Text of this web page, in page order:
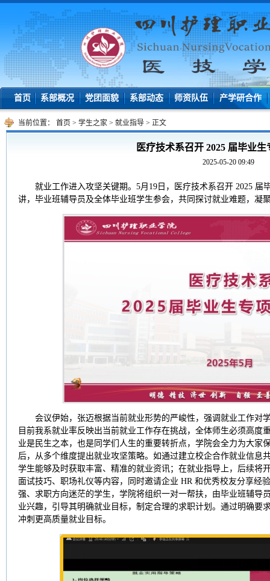
首页 系部概况 党团面貌 系部动态 师资队伍 产学研合作
当前位置： 首页 > 学生之家 > 就业指导 > 正文
医疗技术系召开 2025 届毕业
2025-05-20 09:49
就业工作进入攻坚关键期。5月19日，医疗技术系召开 2025
讲，毕业班辅导员及全体毕业班学生参会，共同探讨就业难题，凝
会议伊始，张迈根据当前就业形势的严峻性，强调就业工作对
目前我系就业率反映出当前就业工作存在挑战，全体师生必须高度
业是民生之本，也是同学们人生的重要转折点，学院会全力为大家
后，从多个维度提出就业攻坚策略。如通过建立校企合作就业信息
学生能够及时获取丰富、精准的就业资讯；在就业指导上，后续将
面试技巧、职场礼仪等内容，同时邀请企业 HR 和优秀校友分享经
强、求职方向迷茫的学生，学院将组织一对一帮扶，由毕业班辅导
业兴趣，引导其明确就业目标，制定合理的求职计划。通过明确要
冲刺更高质量就业目标。